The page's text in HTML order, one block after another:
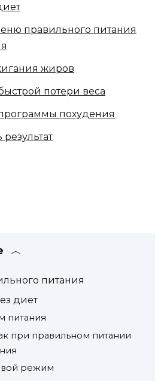
правильного питания
жиров
потери веса
похудения
результат
питания
диет
питания
при правильном питании
режим